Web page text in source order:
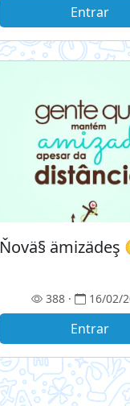
Entrar
Ňovä§
388 · 16/02/
Entrar